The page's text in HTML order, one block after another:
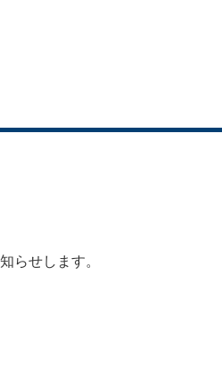
らせします。